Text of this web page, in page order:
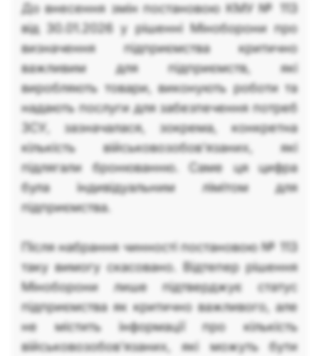
До внесення змін постановою КМУ № 113
від 30.01.2026 у рішенні Міноборони про
визначення підприємства критично
важливим для підприємств, які
виробляють товари, виконують роботи та
надають послуги для забезпечення потреб
ЗСУ, зазначалася, зокрема, конкретна
кількість військовозобов'язаних, які
підлягали бронюванню. Саме ця цифра
була індивідуальним лімітом для
підприємства.
Після набрання чинності постановою № 113
таку вимогу скасовано. Відтепер рішення
Міноборони лише підтверджує статус
підприємства як критично важливого, але
не містить інформації про кількість
військовозобов'язаних, які можуть бути